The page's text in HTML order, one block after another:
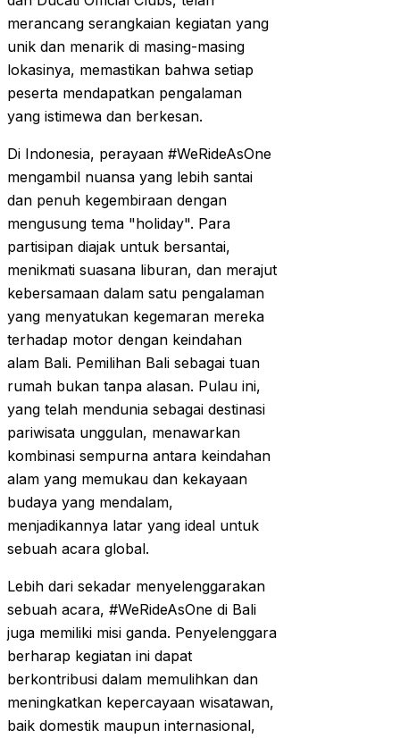
merancang serangkaian kegiatan yang
unik dan menarik di masing-masing
lokasinya, memastikan bahwa setiap
peserta mendapatkan pengalaman
yang istimewa dan berkesan.
Di Indonesia, perayaan #WeRideAsOne
mengambil nuansa yang lebih santai
dan penuh kegembiraan dengan
mengusung tema "holiday". Para
partisipan diajak untuk bersantai,
menikmati suasana liburan, dan merajut
kebersamaan dalam satu pengalaman
yang menyatukan kegemaran mereka
terhadap motor dengan keindahan
alam Bali. Pemilihan Bali sebagai tuan
rumah bukan tanpa alasan. Pulau ini,
yang telah mendunia sebagai destinasi
pariwisata unggulan, menawarkan
kombinasi sempurna antara keindahan
alam yang memukau dan kekayaan
budaya yang mendalam,
menjadikannya latar yang ideal untuk
sebuah acara global.
Lebih dari sekadar menyelenggarakan
sebuah acara, #WeRideAsOne di Bali
juga memiliki misi ganda. Penyelenggara
berharap kegiatan ini dapat
berkontribusi dalam memulihkan dan
meningkatkan kepercayaan wisatawan,
baik domestik maupun internasional,